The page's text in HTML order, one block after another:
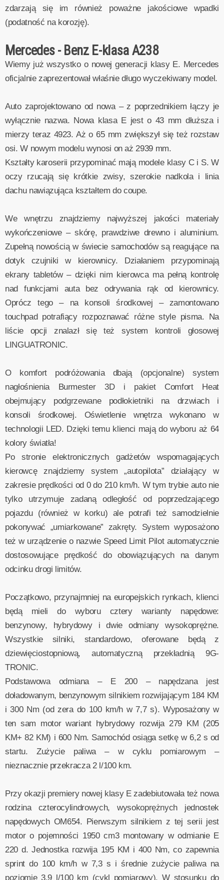
zdarzają się im również poważne jakościowe wpadki
(podatność na korozję).
Mercedes - Benz E-klasa A238
Wiemy już wszystko o nowej generacji klasy E. Mercedes
oficjalnie zaprezentował właśnie długo wyczekiwany model.
Auto zaprojektowano od nowa – z poprzednikiem łączy je
wyłącznie nazwa. Nowa klasa E jest o 43 mm dłuższa i
mierzy teraz 4923. Aż o 65 mm zwiększył się też rozstaw
osi. W nowym modelu wynosi on aż 2939 mm.
Kształty karoserii przypominać mają modele klasy C i S. W
oczy rzucają się krótkie zwisy, szerokie nadkola i linia
dachu nawiązująca kształtem do coupe.
We wnętrzu znajdziemy najwyższej jakości materiały
wykończeniowe – skórę, prawdziwe drewno i aluminium.
Zupełną nowością w świecie samochodów są reagujące na
dotyk czujniki w kierownicy. Działaniem przypominają
ekrany tabletów – dzięki nim kierowca ma pełną kontrolę
nad funkcjami auta bez odrywania rąk od kierownicy.
Oprócz tego – na konsoli środkowej – zamontowano
touchpad potrafiący rozpoznawać różne style pisma. Na
liście opcji znalazł się też system kontroli głosowej
LINGUATRONIC.
O komfort podróżowania dbają (opcjonalne) system
nagłośnienia Burmester 3D i pakiet Comfort Heat
obejmujący podgrzewane podłokietniki na drzwiach i
konsoli środkowej. Oświetlenie wnętrza wykonano w
technologii LED. Dzięki temu klienci mają do wyboru aż 64
kolory światła!
Po stronie elektronicznych gadżetów wspomagających
kierowcę znajdziemy system „autopilota” działający w
zakresie prędkości od 0 do 210 km/h. W tym trybie auto nie
tylko utrzymuje zadaną odległość od poprzedzającego
pojazdu (również w korku) ale potrafi też samodzielnie
pokonywać „umiarkowane” zakręty. System wyposażono
też w urządzenie o nazwie Speed Limit Pilot automatycznie
dostosowujące prędkość do obowiązujących na danym
odcinku drogi limitów.
Początkowo, przynajmniej na europejskich rynkach, klienci
będą mieli do wyboru cztery warianty napędowe:
benzynowy, hybrydowy i dwie odmiany wysokoprężne.
Wszystkie silniki, standardowo, oferowane będą z
dziewięciostopniową, automatyczną przekładnią 9G-
TRONIC.
Podstawowa odmiana – E 200 – napędzana jest
doładowanym, benzynowym silnikiem rozwijającym 184 KM
i 300 Nm (od zera do 100 km/h w 7,7 s). Wyposażony w
ten sam motor wariant hybrydowy rozwija 279 KM (205
KM+ 82 KM) i 600 Nm. Samochód osiąga setkę w 6,2 s od
startu. Zużycie paliwa – w cyklu pomiarowym –
nieznacznie przekracza 2 l/100 km.
Przy okazji premiery nowej klasy E zadebiutowała też nowa
rodzina czterocylindrowych, wysokoprężnych jednostek
napędowych OM654. Pierwszym silnikiem z tej serii jest
motor o pojemności 1950 cm3 montowany w odmianie E
220 d. Jednostka rozwija 195 KM i 400 Nm, co zapewnia
sprint do 100 km/h w 7,3 s i średnie zużycie paliwa na
poziomie 3,9 l/100 km (cykl pomiarowy). W stosunku do